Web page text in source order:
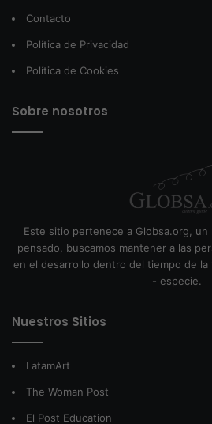
Contacto
Política de Privacidad
Política de Cookies
Sobre nosotros
Este sitio pertenece a Globsa.org, un
pensado, buscamos mantener a las
en el desarrollo dentro del tiempo de
- especie.
Nuestros Sitios
LatamArt
The Woman Post
El Post Education